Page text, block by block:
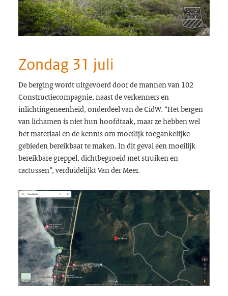
Zondag 31 juli
De berging wordt uitgevoerd door de mannen van 102
Constructiecompagnie, naast de verkenners en
inlichtingeneenheid, onderdeel van de CidW. “Het bergen
van lichamen is niet hun hoofdtaak, maar ze hebben wel
het materiaal en de kennis om moeilijk toegankelijke
gebieden bereikbaar te maken. In dit geval een moeilijk
bereikbare greppel, dichtbegroeid met struiken en
cactussen”, verduidelijkt Van der Meer.